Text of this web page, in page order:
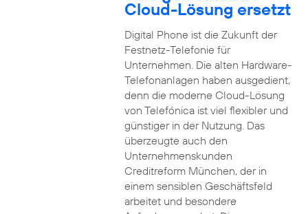
Cloud-Lösung ersetzt
Digital Phone ist die Zukunft der
Festnetz-Telefonie für
Unternehmen. Die alten Hardware-
Telefonanlagen haben ausgedient,
denn die moderne Cloud-Lösung
von Telefónica ist viel flexibler und
günstiger in der Nutzung. Das
überzeugte auch den
Unternehmenskunden
Creditreform München, der in
einem sensiblen Geschäftsfeld
arbeitet und besondere